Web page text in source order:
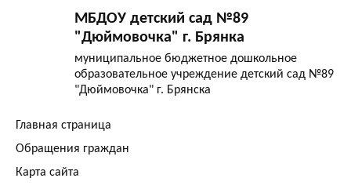
МБДОУ детский сад №89
"Дюймовочка" г. Брянка
муниципальное бюджетное дошкольное
образовательное учреждение детский сад №89
"Дюймовочка" г. Брянска
Главная страница
Обращения граждан
Карта сайта